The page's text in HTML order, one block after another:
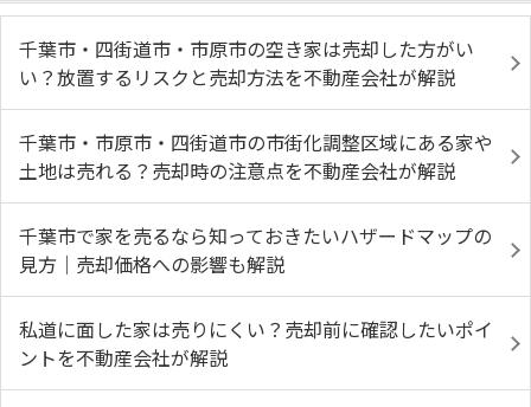
千葉市・四街道市・市原市の空き家は売却した方がい
い？放置するリスクと売却方法を不動産会社が解説
千葉市・市原市・四街道市の市街化調整区域にある家や
土地は売れる？売却時の注意点を不動産会社が解説
千葉市で家を売るなら知っておきたいハザードマップの
見方｜売却価格への影響も解説
私道に面した家は売りにくい？売却前に確認したいポイ
ントを不動産会社が解説